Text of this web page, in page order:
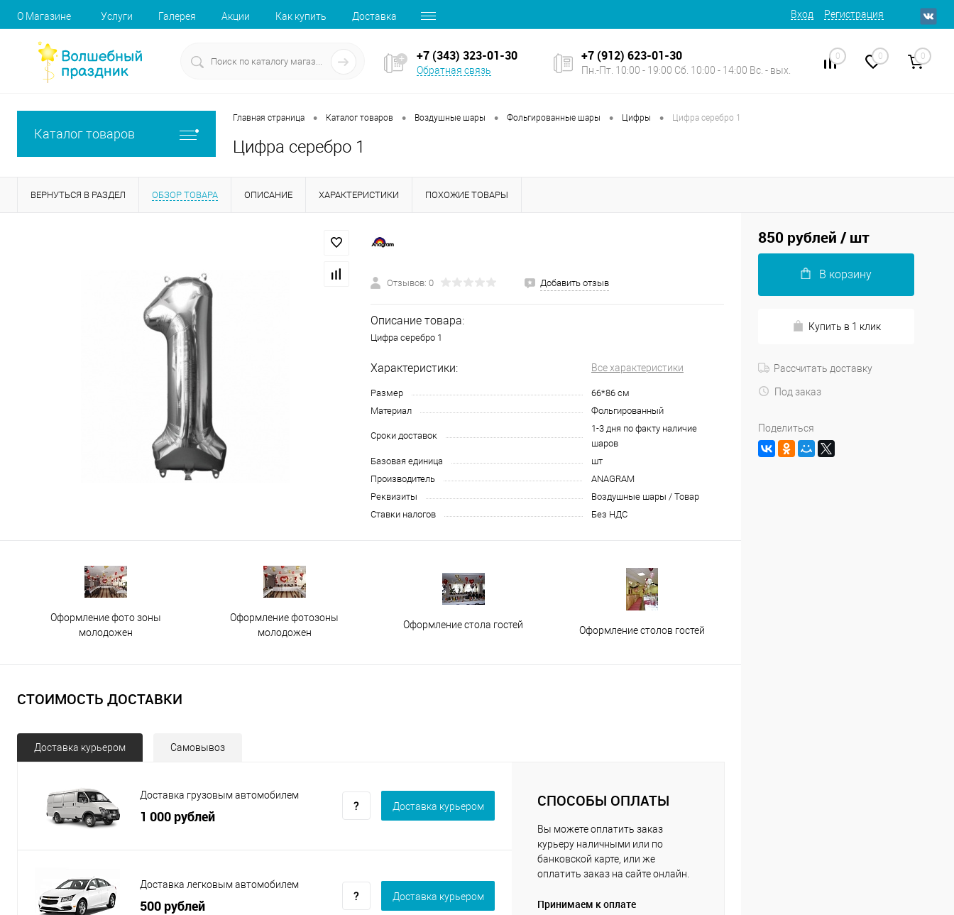
О Магазине Услуги Галерея Акции Как купить Доставка Вход Регистрация
+7 (343) 323-01-30
Обратная связь
+7 (912) 623-01-30
Пн.-Пт. 10:00 - 19:00 Сб. 10:00 - 14:00 Вс. - вых.
0 0 0
Каталог товаров
Главная страница • Каталог товаров • Воздушные шары • Фольгированные шары • Цифры • Цифра серебро 1
Цифра серебро 1
ВЕРНУТЬСЯ В РАЗДЕЛ ОБЗОР ТОВАРА ОПИСАНИЕ ХАРАКТЕРИСТИКИ ПОХОЖИЕ ТОВАРЫ
Отзывов: 0 Добавить отзыв
Описание товара:
Цифра серебро 1
Характеристики: Все характеристики
Размер
66*86 см
Материал
Фольгированный
Сроки доставок
1-3 дня по факту наличие
шаров
Базовая единица
шт
Производитель
ANAGRAM
Реквизиты
Воздушные шары / Товар
Ставки налогов
Без НДС
Оформление фото зоны
молодожен
Оформление фотозоны
молодожен
Оформление стола гостей Оформление столов гостей
СТОИМОСТЬ ДОСТАВКИ
Доставка курьером Самовывоз
Доставка грузовым автомобилем
1 000 рублей
Доставка курьером
Доставка легковым автомобилем
500 рублей
Доставка курьером
СПОСОБЫ ОПЛАТЫ
Вы можете оплатить заказ
курьеру наличными или по
банковской карте, или же
оплатить заказ на сайте онлайн.
Принимаем к оплате
850 рублей / шт
В корзину
Купить в 1 клик
Рассчитать доставку
Под заказ
Поделиться